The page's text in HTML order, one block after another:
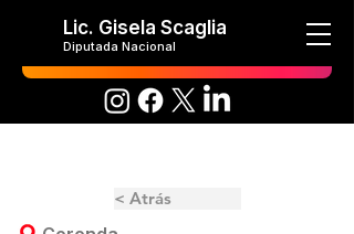
Lic. Gisela Scaglia
Diputada Nacional
< Atrás